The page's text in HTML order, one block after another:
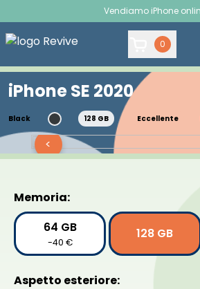
Vendiamo iPhone
0
iPhone SE 2020
Black 128 GB Eccellente
<
Memoria:
64 GB
-40 €
128 GB
Aspetto esteriore: